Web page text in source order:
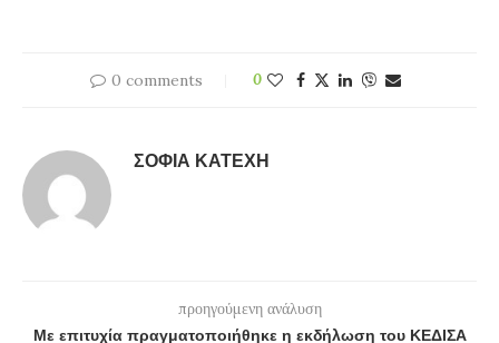
0 comments 0
ΣΟΦΊΑ ΚΑΤΈΧΗ
προηγούμενη ανάλυση
Με επιτυχία πραγματοποιήθηκε η εκδήλωση του ΚΕΔΙΣΑ